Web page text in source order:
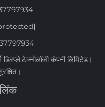
टेक्नोलॉजी कंपनी लिमिटेड।